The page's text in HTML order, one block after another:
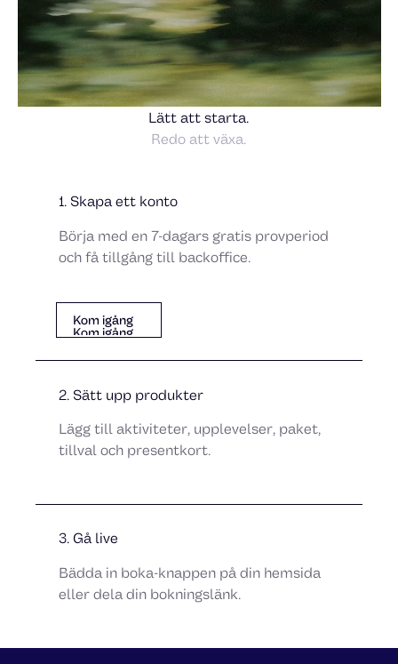
Lätt att starta.
Redo att växa.
1. Skapa ett konto
Börja med en 7-dagars gratis provperiod
och få tillgång till backoffice.
Kom igång
Kom igång
Kom igång
2. Sätt upp produkter
Lägg till aktiviteter, upplevelser, paket,
tillval och presentkort.
3. Gå live
Bädda in boka-knappen på din hemsida
eller dela din bokningslänk.